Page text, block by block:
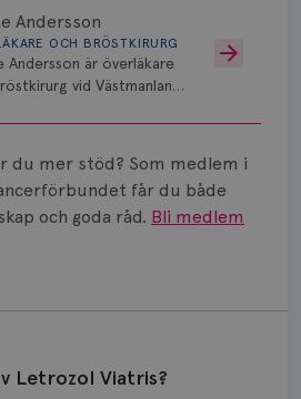
Andersson
OCH BRÖSTKIRURG
Andersson är överläkare
vid Västmanlands
du mer stöd? Som medlem i
får du både
och goda råd. Bli medlem
Letrozol Viatris?